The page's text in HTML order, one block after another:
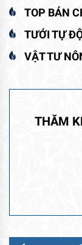
TOP BÁN
TƯỚI TỰ
VẬT TƯ
THĂM